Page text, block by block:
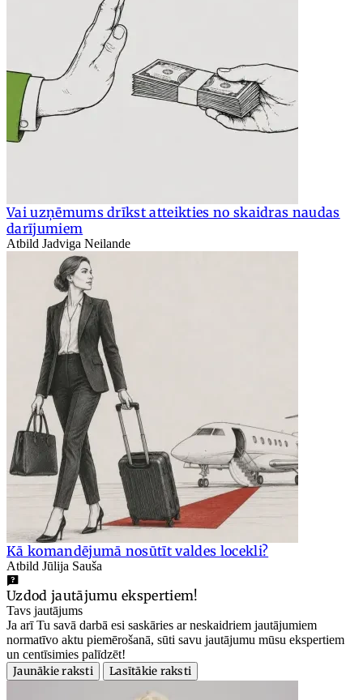
Vai uzņēmums drīkst atteikties no skaidras naudas
darījumiem
Atbild Jadviga Neilande
Kā komandējumā nosūtīt valdes locekli?
Atbild Jūlija Sauša
Uzdod jautājumu ekspertiem!
Tavs jautājums
Ja arī Tu savā darbā esi saskāries ar neskaidriem jautājumiem
normatīvo aktu piemērošanā, sūti savu jautājumu mūsu ekspertiem
un centīsimies palīdzēt!
Jaunākie raksti
Lasītākie raksti